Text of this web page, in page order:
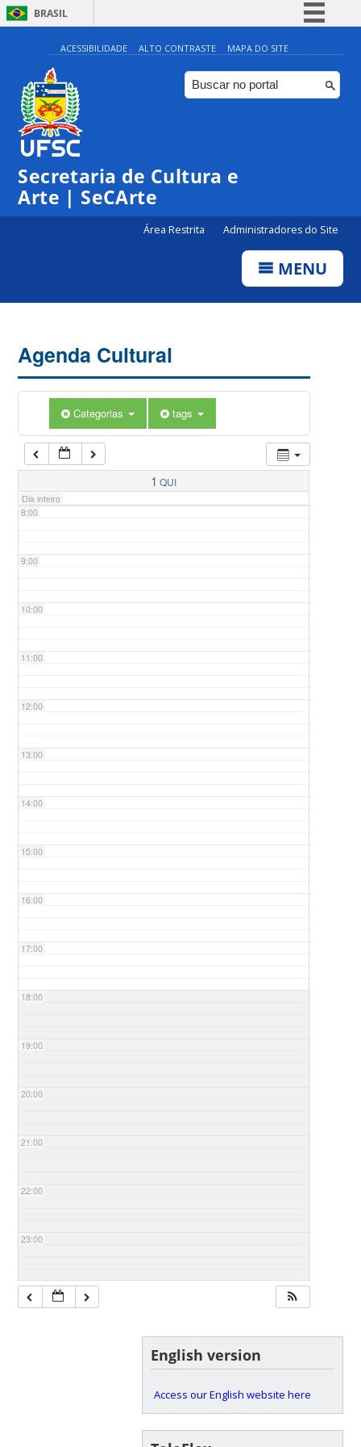
BRASIL
Simplifique!
Comunica BR
Participe
ACESSIBILIDADE ALTO CONTRASTE MAPA DO SITE
Secretaria de Cultura e
Arte | SeCArte
Área Restrita Administradores do Site
MENU
Agenda Cultural
Categorias tags
1 QUI
Dia inteiro
0:00
1:00
5:00
7:00
8:00
9:00
10:00
11:00
12:00
13:00
14:00
15:00
16:00
17:00
18:00
19:00
20:00
21:00
22:00
23:00
English version
Access our English website here